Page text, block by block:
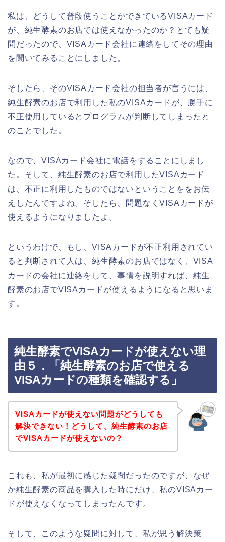
私は、どうして普段使うことができているVISAカード
が、純生酵素のお店では使えなかったのか？とても疑
問だったので、VISAカード会社に連絡をしてその理由
を聞いてみることにしました。
そしたら、そのVISAカード会社の担当者が言うには、
純生酵素のお店で利用した私のVISAカードが、勝手に
不正使用しているとプログラムが判断してしまったと
のことでした。
なので、VISAカード会社に電話をすることにしまし
た。そして、純生酵素のお店で利用したVISAカード
は、不正に利用したものではないということををお伝
えしたんですよね。そしたら、問題なくVISAカードが
使えるようになりましたよ。
というわけで、もし、VISAカードが不正利用されてい
ると判断されて人は、純生酵素のお店ではなく、VISA
カードの会社に連絡をして、事情を説明すれば、純生
酵素のお店でVISAカードが使えるようになると思いま
す。
純生酵素でVISAカードが使えない理
由５．「純生酵素のお店で使える
VISAカードの種類を確認する」
VISAカードが使えない問題がどうしても
解決できない！どうして、純生酵素のお店
でVISAカードが使えないの？
これも、私が最初に感じた疑問だったのですが、なぜ
か純生酵素の商品を購入した時にだけ、私のVISAカー
ドが使えなくなってしまったんです。
そして、このような疑問に対して、私が思う解決策